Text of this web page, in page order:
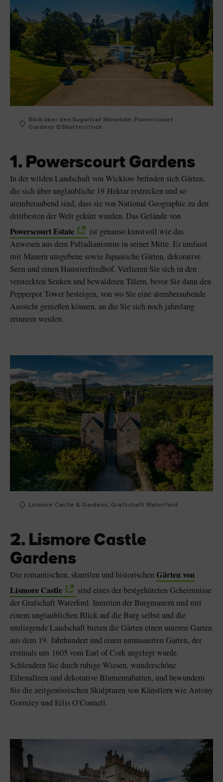
Blick über den Sugarloaf Mountain, Powerscourt
Gardens ©Shutterstock
1. Powerscourt Gardens
In der wilden Landschaft von Wicklow befinden sich Gärten,
die sich über unglaubliche 19 Hektar erstrecken und so
atemberaubend sind, dass sie von National Geographic zu den
drittbesten der Welt gekürt wurden. Das Gelände von
Powerscourt Estate
ist genauso kunstvoll wie das
Anwesen aus dem Palladianismus in seiner Mitte. Es umfasst
mit Mauern umgebene sowie Japanische Gärten, dekorative
Seen und einen Haustierfriedhof. Verlieren Sie sich in den
versteckten Senken und bewaldeten Tälern, bevor Sie dann den
Pepperpot Tower besteigen, von wo Sie eine atemberaubende
Aussicht genießen können, an die Sie sich noch jahrelang
erinnern werden.
Lismore Castle & Gardens, Grafschaft Waterford
2. Lismore Castle
Gardens
Die romantischen, skurrilen und historischenGärten von
Lismore Castle
sind eines der bestgehüteten Geheimnisse
der Grafschaft Waterford. Inmitten der Burgmauern und mit
einem unglaublichen Blick auf die Burg selbst und die
umliegende Landschaft bieten die Gärten einen unteren Garten
aus dem 19. Jahrhundert und einen ummauerten Garten, der
erstmals um 1605 vom Earl of Cork angelegt wurde.
Schlendern Sie durch ruhige Wiesen, wunderschöne
Eibenalleen und dekorative Blumenrabatten, und bewundern
Sie die zeitgenössischen Skulpturen von Künstlern wie Antony
Gormley und Eilis O'Connell.